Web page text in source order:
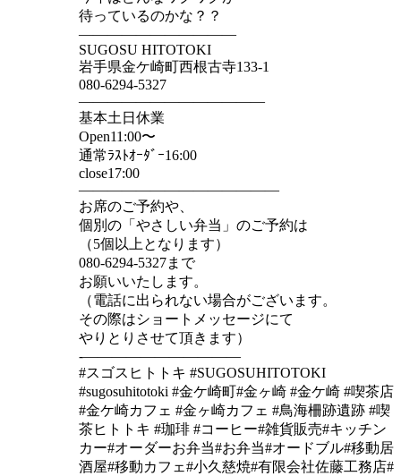
待っているのかな？？
———————————
SUGOSU HITOTOKI
岩手県金ケ崎町西根古寺133-1
080-6294-5327
—————————————
基本土日休業
Open11:00〜
通常ﾗｽﾄｵｰﾀﾞｰ16:00
close17:00
——————————————
お席のご予約や、
個別の「やさしい弁当」のご予約は
（5個以上となります）
080-6294-5327まで
お願いいたします。
（電話に出られない場合がございます。
その際はショートメッセージにて
やりとりさせて頂きます）
-———————————
#スゴスヒトトキ #SUGOSUHITOTOKI
#sugosuhitotoki #金ケ崎町#金ヶ崎 #金ケ崎 #喫茶店
#金ケ崎カフェ #金ヶ崎カフェ #鳥海柵跡遺跡 #喫
茶ヒトトキ #珈琲 #コーヒー#雑貨販売#キッチン
カー#オーダーお弁当#お弁当#オードブル#移動居
酒屋#移動カフェ#小久慈焼#有限会社佐藤工務店#